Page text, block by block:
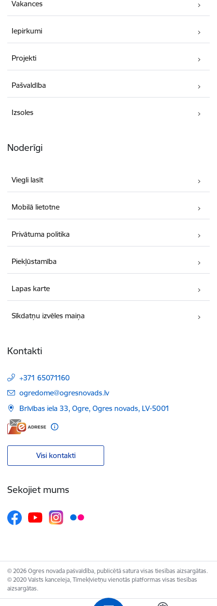
Vakances
Iepirkumi
Projekti
Pašvaldība
Izsoles
Noderīgi
Viegli lasīt
Mobilā lietotne
Privātuma politika
Piekļūstamība
Lapas karte
Sīkdatņu izvēles maiņa
Kontakti
+371 65071160
E-pasts:
ogredome@ogresnovads.lv
Brīvības iela 33, Ogre, Ogres novads, LV-5001
Visi kontakti
Sekojiet mums
© 2026 Ogres novada pašvaldība, publicētā satura visas tiesības aizsargātas.
© 2020 Valsts kanceleja, Tīmekļvietņu vienotās platformas visas tiesības
aizsargātas.